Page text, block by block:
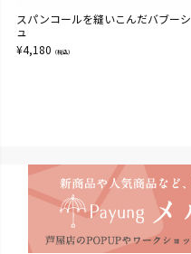
スパンコールを縫いこんだバブーシ
ュ
¥4,180 （税込）